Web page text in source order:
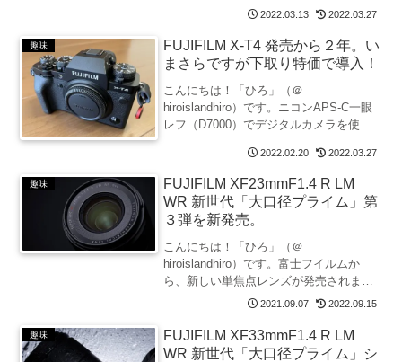
新しい仲間は、「XF33mmF1.4 R LM
「XF35mmF1.4 R」と「XF23ｍｍF1.4...
2022.03.13 2022.03.27
趣味
FUJIFILM X-T4 発売から２年。い
まさらですが下取り特価で導入！
こんにちは！「ひろ」（＠
hiroislandhiro）です。ニコンAPS-C一眼
レフ（D7000）でデジタルカメラを使い
（D750、D800）にグレードアップ。しば
らくニコンを愛用していました。その
後、富士フイ...
2022.02.20 2022.03.27
趣味
FUJIFILM XF23mmF1.4 R LM
WR 新世代「大口径プライム」第
３弾を新発売。
こんにちは！「ひろ」（＠
hiroislandhiro）です。富士フイルムか
ら、新しい単焦点レンズが発売されま
す。そのレンズは、XF23mmF1.4 R LM
相当）の焦点距離を持つ大口径単焦点レ
ン...
2021.09.07 2022.09.15
趣味
FUJIFILM XF33mmF1.4 R LM
WR 新世代「大口径プライム」シ